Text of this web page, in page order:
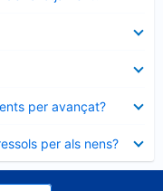
per avançat?
per als nens?